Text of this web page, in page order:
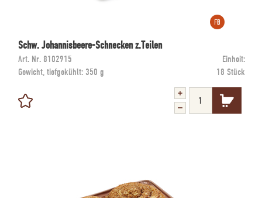
Schw. Johannisbeere-Schnecken z.Teilen
Art. Nr. 8102915
Einheit:
Gewicht, tiefgekühlt: 350 g 18 Stück